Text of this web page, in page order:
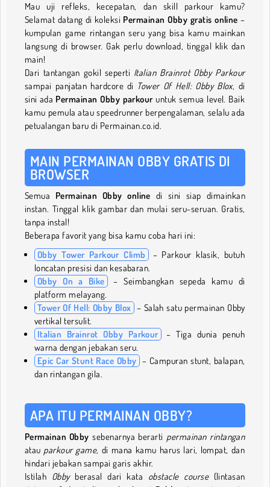
Mau uji refleks, kecepatan, dan skill parkour kamu?
Selamat datang di koleksi Permainan Obby gratis online –
kumpulan game rintangan seru yang bisa kamu mainkan
langsung di browser. Gak perlu download, tinggal klik dan
main!
Dari tantangan gokil seperti Italian Brainrot Obby Parkour
sampai panjatan hardcore di Tower Of Hell: Obby Blox, di
sini ada Permainan Obby parkouruntuk semua level. Baik
kamu pemula atau speedrunner berpengalaman, selalu ada
petualangan baru di Permainan.co.id.
MAIN PERMAINAN OBBY GRATIS DI
BROWSER
Semua Permainan Obby online di sini siap dimainkan
instan. Tinggal klik gambar dan mulai seru-seruan. Gratis,
tanpa instal!
Beberapa favorit yang bisa kamu coba hari ini:
Obby Tower Parkour Climb
– Parkour klasik, butuh
loncatan presisi dan kesabaran.
Obby On a Bike
– Seimbangkan sepeda kamu di
platform melayang.
Tower Of Hell: Obby Blox – Salah satu permainan Obby
vertikal tersulit.
Italian Brainrot Obby Parkour
– Tiga dunia penuh
warna dengan jebakan seru.
Epic Car Stunt Race Obby – Campuran stunt, balapan,
dan rintangan gila.
APA ITU PERMAINAN OBBY?
Permainan Obby sebenarnya berarti permainan rintangan
atau parkour game, di mana kamu harus lari, lompat, dan
hindari jebakan sampai garis akhir.
Istilah Obbyberasal dari kata obstacle course(lintasan